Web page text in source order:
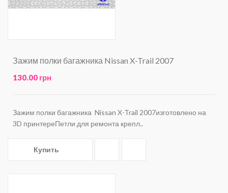
Зажим полки багажника Nissan X-Trail 2007
130.00 грн
Зажим полки багажника Nissan X-Trail 2007изготовлено на
3D принтереПетли для ремонта крепл..
Купить